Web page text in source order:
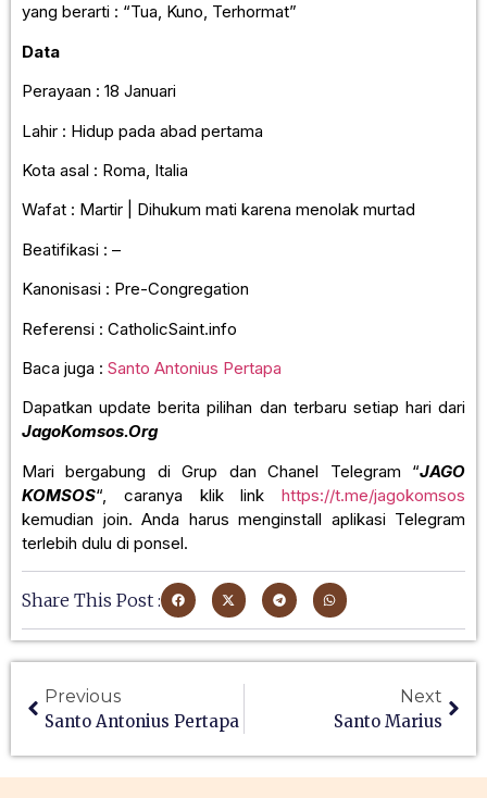
yang berarti : “Tua, Kuno, Terhormat”
Data
Perayaan : 18 Januari
Lahir : Hidup pada abad pertama
Kota asal : Roma, Italia
Wafat : Martir | Dihukum mati karena menolak murtad
Beatifikasi : –
Kanonisasi : Pre-Congregation
Referensi : CatholicSaint.info
Baca juga : Santo Antonius Pertapa
Dapatkan update berita pilihan dan terbaru setiap hari dari
JagoKomsos.Org
Mari bergabung di Grup dan Chanel Telegram “JAGO
KOMSOS“, caranya klik link https://t.me/jagokomsos
kemudian join. Anda harus menginstall aplikasi Telegram
terlebih dulu di ponsel.
Share This Post :
Previous
Santo Antonius Pertapa
Next
Santo Marius